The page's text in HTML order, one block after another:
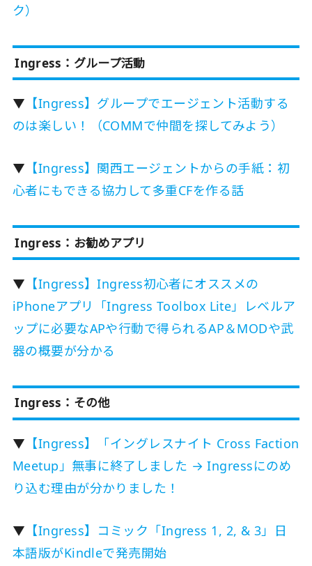
ク）
Ingress：グループ活動
▼ 【Ingress】グループでエージェント活動する
のは楽しい！（COMMで仲間を探してみよう）
▼ 【Ingress】関西エージェントからの手紙：初
心者にもできる協力して多重CFを作る話
Ingress：お勧めアプリ
▼ 【Ingress】Ingress初心者にオススメの
iPhoneアプリ「Ingress Toolbox Lite」レベルア
ップに必要なAPや行動で得られるAP＆MODや武
器の概要が分かる
Ingress：その他
▼ 【Ingress】「イングレスナイト Cross Faction
Meetup」無事に終了しました → Ingressにのめ
り込む理由が分かりました！
▼ 【Ingress】コミック「Ingress 1, 2, & 3」日
本語版がKindleで発売開始